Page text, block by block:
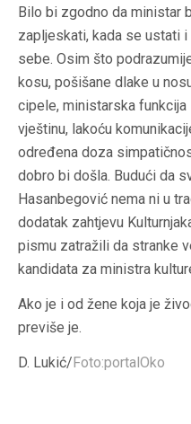
Bilo bi zgodno da ministar
zapljeskati, kada se ustati
sebe. Osim što
kosu, pošišane dlake u
cipele, ministarska
vještinu, lakoću
određena doza
dobro bi došla. Budući da
Hasanbegović nema ni u
dodatak zahtjevu
pismu zatražili da stranke
kandidata za ministra
Ako je i od žene koja je
previše je.
D. Lukić/ Foto:portalOko